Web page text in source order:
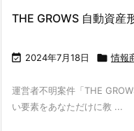
THE GROWS 自動資産
 2024年7月18日  情報
運営者不明案件「THE
い要素をあなただけに教 ...